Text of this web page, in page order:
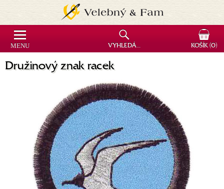
Družinový znak racek
MENU VYHLEDÁVÁNÍ KOŠÍK(0)